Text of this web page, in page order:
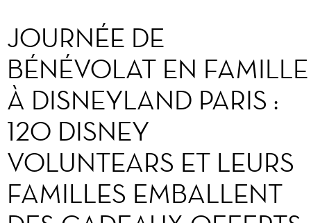
JOURNÉE DE
BÉNÉVOLAT EN FAMILLE
À DISNEYLAND PARIS :
120 DISNEY
VOLUNTEARS ET LEURS
FAMILLES EMBALLENT